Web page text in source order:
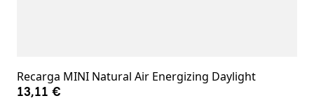
Recarga MINI Natural Air Energizing Daylight
13,11 €